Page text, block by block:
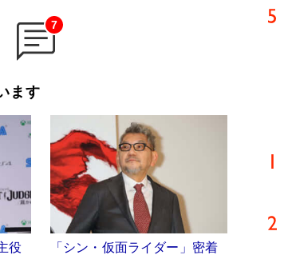
7
ます
役
「シン・仮面ライダー」密着